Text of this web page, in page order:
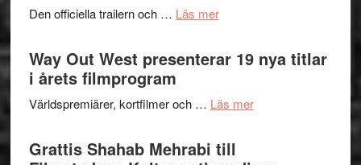
Den officiella trailern och … Läs merom
trailern
för
X-
I
Way Out West presenterar 19 nya titlar
i årets filmprogram
Världspremiärer, kortfilmer och … Läs merom
Grattis Shahab Mehrabi till